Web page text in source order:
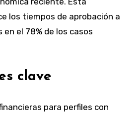
los tiempos de aprobación a
en el 78% de los casos
clave
para perfiles con